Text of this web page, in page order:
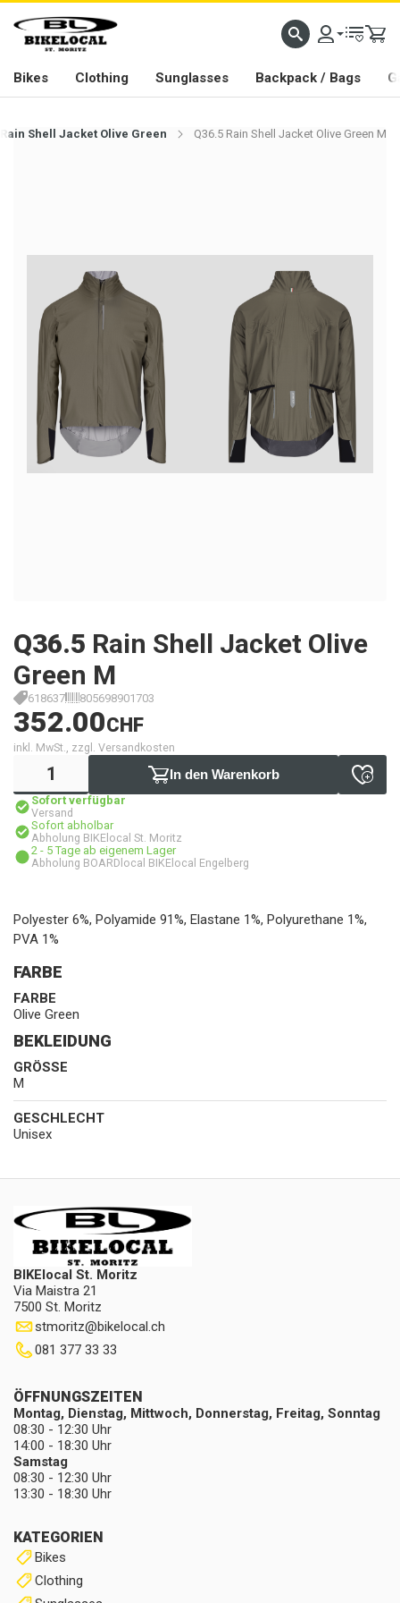
PASSION IN ALL WE DO
Bikes Clothing Sunglasses Backpack / Bags
Rain Shell Jacket Olive Green Q36.5 Rain Shell Jacket Olive Green M
Q36.5 Rain Shell Jacket Olive
Green M
618637 805698901703
352.00CHF
inkl. MwSt., zzgl. Versandkosten
In den Warenkorb
Sofort verfügbar
Versand
Sofort abholbar
Abholung BIKElocal St. Moritz
2 - 5 Tage ab eigenem Lager
Abholung BOARDlocal BIKElocal Engelberg
Polyester 6%, Polyamide 91%, Elastane 1%, Polyurethane 1%,
PVA 1%
FARBE
FARBE
Olive Green
BEKLEIDUNG
GRÖSSE
M
GESCHLECHT
Unisex
BIKElocal St. Moritz
Via Maistra 21
7500 St. Moritz
stmoritz@bikelocal.ch
081 377 33 33
KATEGORIEN
Bikes
Clothing
ÖFFNUNGSZEITEN
Montag, Dienstag, Mittwoch, Donnerstag, Freitag, Sonntag
08:30 - 12:30 Uhr
14:00 - 18:30 Uhr
Samstag
08:30 - 12:30 Uhr
13:30 - 18:30 Uhr